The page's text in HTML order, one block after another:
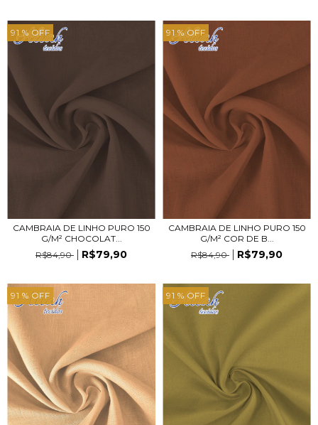
91 % OFF
CAMBRAIA DE LINHO PURO 150
G/M² CHOCOLAT...
R$84,90
R$79,90
91 % OFF
CAMBRAIA DE LINHO PURO 150
G/M² COR DE B...
R$84,90
R$79,90
91 % OFF 91 % OFF